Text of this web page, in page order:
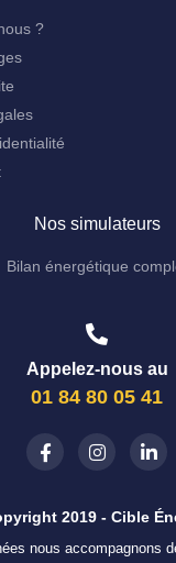
?
Nos simulateurs
Bilan énergétique
Appelez-nous au
01 84 80 05 41
2019 - Cible
nous accompagnons